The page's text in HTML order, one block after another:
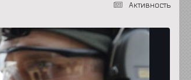
Активность